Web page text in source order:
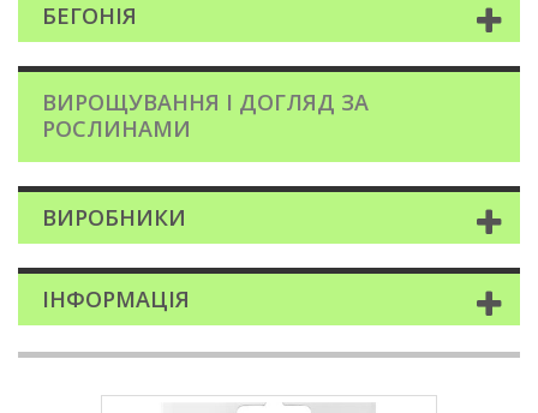
БЕГОНІЯ
ВИРОЩУВАННЯ І ДОГЛЯД ЗА
РОСЛИНАМИ
ВИРОБНИКИ
ІНФОРМАЦІЯ